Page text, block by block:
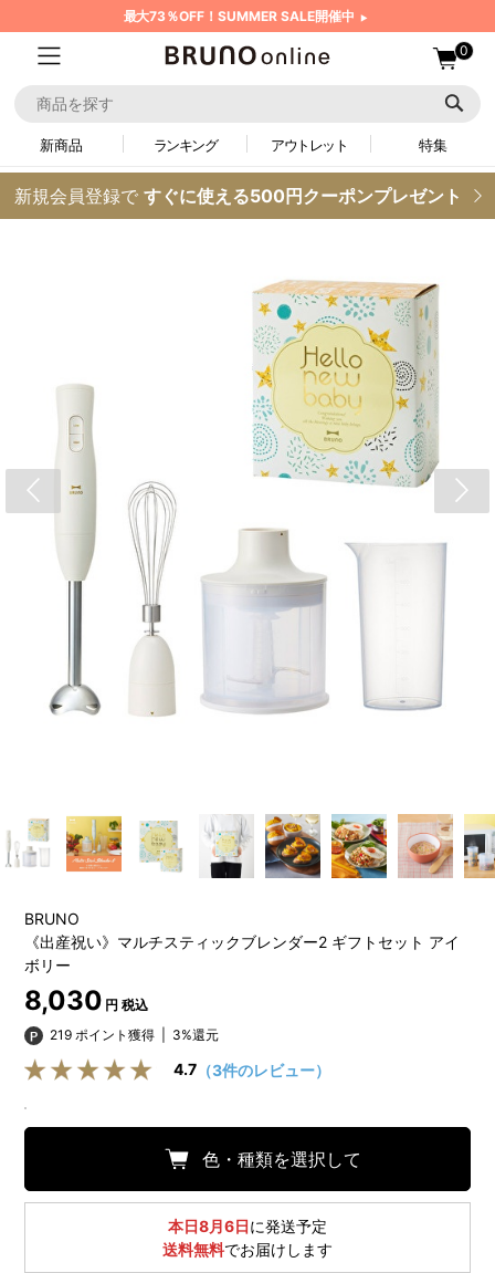
最大73％OFF！SUMMER SALE開催中
0
新商品 ランキング アウトレット 特集
新規会員登録で すぐに使える500円クーポンプレゼント
BRUNO
《出産祝い》マルチスティックブレンダー2 ギフトセット アイ
ボリー
8,030 円 税込
219 ポイント獲得
3%還元
4.7 （3件のレビュー）
色・種類を選択して
本日8月6日に発送予定
送料無料でお届けします